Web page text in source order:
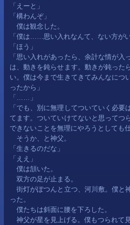
「えーと」
「構わんぞ」
僕は観念した。
「僕は……思い入れなんて、ない方が
「ほう」
「思い入れがあったら、余計な情が入
は、動きを鈍らせます。動きが鈍った
い。僕は今まで生きてきてみんなにつ
ったから」
「……」
「でも、別に無理してついていく必要
てます。ついていけてないと思ってつ
できないことを無理にやろうとしても
そうか、と神父。
「生きるのだな」
「ええ」
僕は頷いた。
双方の足が止まる。
街灯がぽつんと立つ、河川敷。僕と
った。
僕たちは斜面に腰を下ろした。
神父が星を見上げる。僕もつられて見